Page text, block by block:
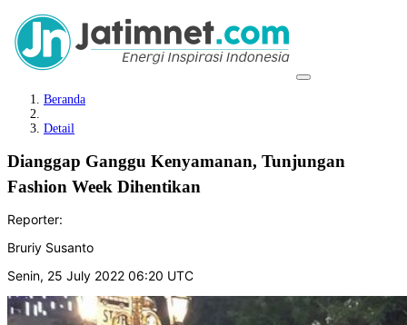
Beranda
Detail
Dianggap Ganggu Kenyamanan, Tunjungan
Fashion Week Dihentikan
Reporter:
Bruriy Susanto
Senin, 25 July 2022 06:20 UTC